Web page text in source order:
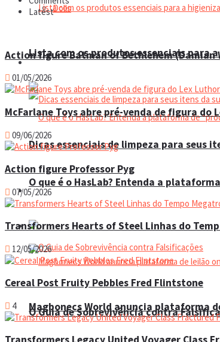
Dolls
Manual do colecionador
O que é o HasLab? Entenda a
O Guia de Sobrevivência contra
Lista com os produtos essenciais para
Dicas essenciais de limpeza para seus
Espaço do colecionador
Eventos
Magbonecs World anuncia plataforma
Latest
Action figure Batman of Bethlehem (Damian
01/05/2026
McFarlane Toys abre pré-venda de figura do
09/06/2026
Action figure Professor Pyg
07/05/2026
Transformers Hearts of Steel Linhas do
12/05/2026
Cereal Post Fruity Pebbles Fred Flintstone
4